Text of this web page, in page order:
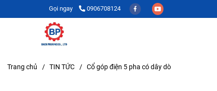
Gọi ngay 0906708124
Trang chủ / TIN TỨC / Cổ góp điện 5 pha có dây dò